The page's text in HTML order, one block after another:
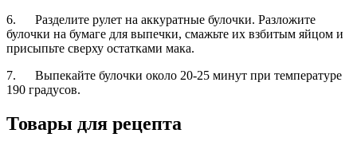
6. Разделите рулет на аккуратные булочки. Разложите
булочки на бумаге для выпечки, смажьте их взбитым яйцом и
присыпьте сверху остатками мака.
7. Выпекайте булочки около 20-25 минут при температуре
190 градусов.
Товары для рецепта